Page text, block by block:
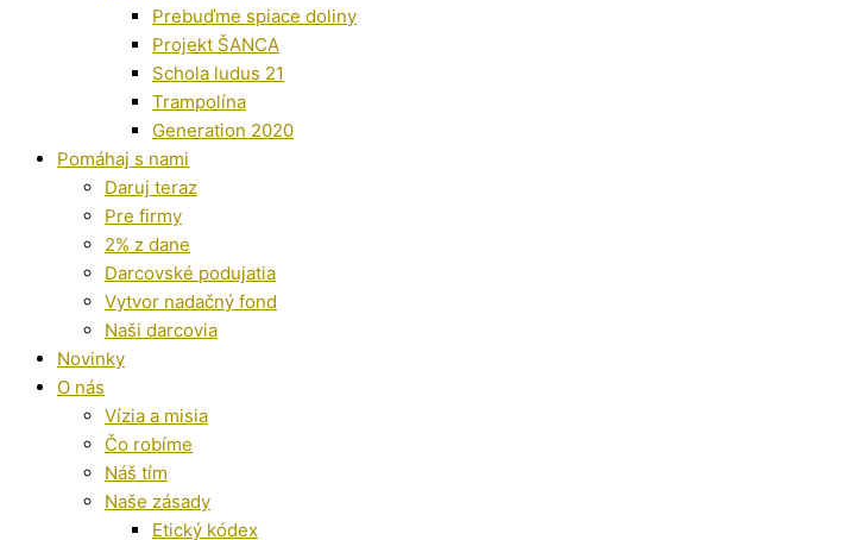
Prebuďme spiace doliny
Projekt ŠANCA
Schola ludus 21
Trampolína
Generation 2020
Pomáhaj s nami
Daruj teraz
Pre firmy
2% z dane
Darcovské podujatia
Vytvor nadačný fond
Naši darcovia
Novinky
O nás
Vízia a misia
Čo robíme
Náš tím
Naše zásady
Etický kódex